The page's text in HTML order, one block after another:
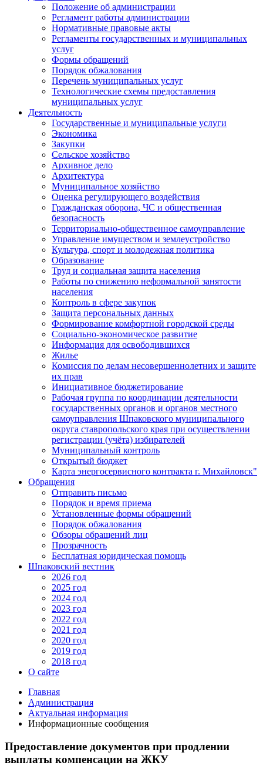
Положение об администрации
Регламент работы администрации
Нормативные правовые акты
Регламенты государственных и муниципальных
услуг
Формы обращений
Порядок обжалования
Перечень муниципальных услуг
Технологические схемы предоставления
муниципальных услуг
Деятельность
Государственные и муниципальные услуги
Экономика
Закупки
Сельское хозяйство
Архивное дело
Архитектура
Муниципальное хозяйство
Оценка регулирующего воздействия
Гражданская оборона, ЧС и общественная
безопасность
Территориально-общественное самоуправление
Управление имуществом и землеустройство
Культура, спорт и молодежная политика
Образование
Труд и социальная защита населения
Работы по снижению неформальной занятости
населения
Контроль в сфере закупок
Защита персональных данных
Формирование комфортной городской среды
Социально-экономическое развитие
Информация для освободившихся
Жилье
Комиссия по делам несовершеннолетних и защите
их прав
Инициативное бюджетирование
Рабочая группа по координации деятельности
государственных органов и органов местного
самоуправления Шпаковского муниципального
округа ставропольского края при осуществлении
регистрации (учёта) избирателей
Муниципальный контроль
Открытый бюджет
Карта энергосервисного контракта г. Михайловск"
Обращения
Отправить письмо
Порядок и время приема
Установленные формы обращений
Порядок обжалования
Обзоры обращений лиц
Прозрачность
Бесплатная юридическая помощь
Шпаковский вестник
2026 год
2025 год
2024 год
2023 год
2022 год
2021 год
2020 год
2019 год
2018 год
О сайте
Главная
Администрация
Актуальная информация
Информационные сообщения
Предоставление документов при продлении
выплаты компенсации на ЖКУ